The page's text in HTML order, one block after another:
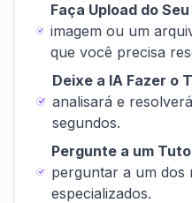
Faça Upload do
imagem ou um
que você precisa
Deixe a IA Fazer o
analisará e
segundos.
Pergunte a um
perguntar a um dos
especializados.